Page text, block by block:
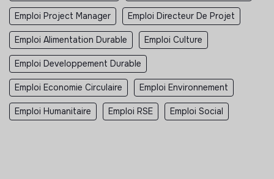
Emploi Project Manager Emploi Directeur De Projet
Emploi Alimentation Durable Emploi Culture
Emploi Developpement Durable
Emploi Economie Circulaire Emploi Environnement
Emploi Humanitaire Emploi RSE Emploi Social